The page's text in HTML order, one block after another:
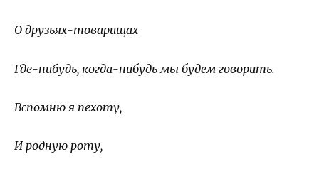
О друзьях-товарищах
Где-нибудь, когда-нибудь мы будем говорить.
Вспомню я пехоту,
И родную роту,